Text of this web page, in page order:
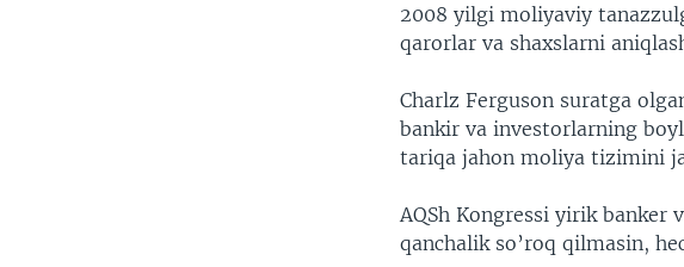
2008 yilgi moliyaviy
qarorlar va shaxslarni
Charlz Ferguson suratga
bankir va investorlarning
tariqa jahon moliya tizimini
AQSh Kongressi yirik
qanchalik so’roq qilmasin,